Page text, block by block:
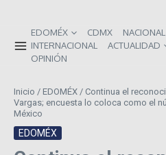
EDOMÉX CDMX
NACIONAL
INTERNACIONAL
ACTUALIDAD
OPINIÓN
Inicio / EDOMÉX / Continua el
Vargas; encuesta lo coloca como el
México
EDOMÉX